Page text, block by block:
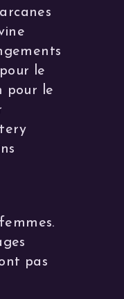
le
pour le
pas